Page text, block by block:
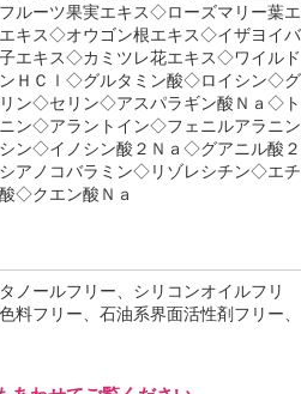
ルーツ果実エキス◇ローズマリー葉エ
キス◇オウゴン根エキス◇イザヨイバ
エキス◇カミツレ花エキス◇ワイルド
ＨＣｌ◇グルタミン酸◇ロイシン◇グ
ン◇セリン◇アスパラギン酸Ｎａ◇ト
ン◇アラントイン◇フェニルアラニン
◇イノシン酸２Ｎａ◇グアニル酸２
アノコバラミン◇リゾレシチン◇エチ
◇クエン酸Ｎａ
ノールフリー、シリコンオイルフリ
料フリー、石油系界面活性剤フリー、